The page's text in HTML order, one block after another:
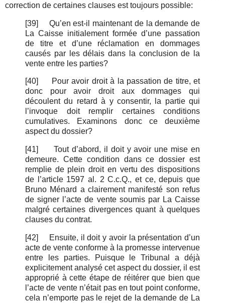
correction de certaines clauses est toujours possible:
[39]
Qu’en est-il maintenant de la demande de
La Caisse initialement formée d’une passation
de titre et d’une réclamation en dommages
causés par les délais dans la conclusion de la
vente entre les parties?
[40]
Pour avoir droit à la passation de titre, et
donc pour avoir droit aux dommages qui
découlent du retard à y consentir, la partie qui
l’invoque doit remplir certaines conditions
cumulatives. Examinons donc ce deuxième
aspect du dossier?
[41]
Tout d’abord, il doit y avoir une mise en
demeure. Cette condition dans ce dossier est
remplie de plein droit en vertu des dispositions
de l’article 1597 al. 2 C.c.Q., et ce, depuis que
Bruno Ménard a clairement manifesté son refus
de signer l’acte de vente soumis par La Caisse
malgré certaines divergences quant à quelques
clauses du contrat.
[42]
Ensuite, il doit y avoir la présentation d’un
acte de vente conforme à la promesse intervenue
entre les parties. Puisque le Tribunal a déjà
explicitement analysé cet aspect du dossier, il est
approprié à cette étape de réitérer que bien que
l’acte de vente n’était pas en tout point conforme,
cela n’emporte pas le rejet de la demande de La